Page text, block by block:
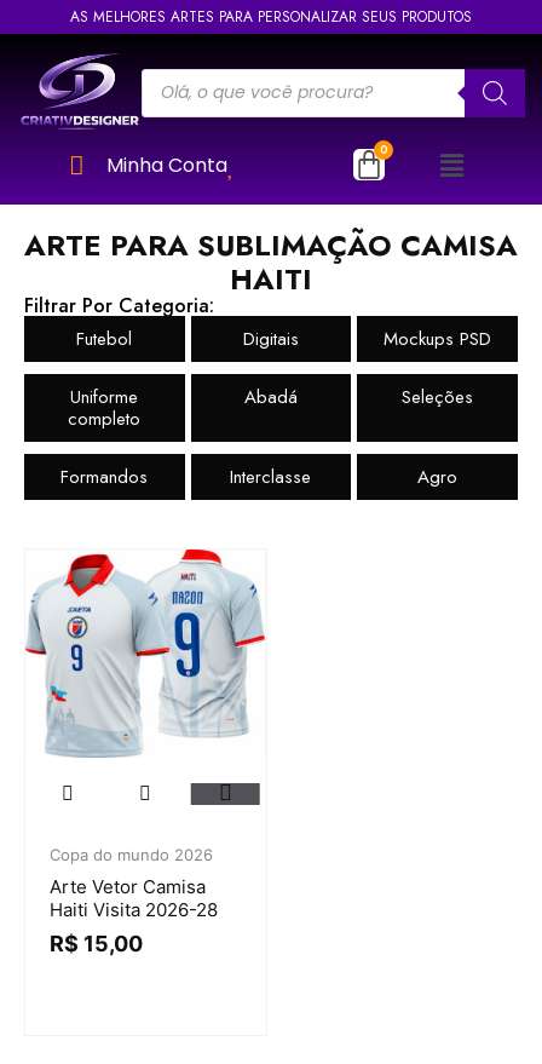
AS MELHORES ARTES PARA PERSONALIZAR SEUS PRODUTOS
Minha Conta
ARTE PARA SUBLIMAÇÃO CAMISA
HAITI
Filtrar Por Categoria:
Futebol Digitais Mockups PSD
Uniforme
completo
Abadá Seleções
Formandos Interclasse Agro
Copa do mundo 2026
Arte Vetor Camisa
Haiti Visita 2026-28
R$ 15,00